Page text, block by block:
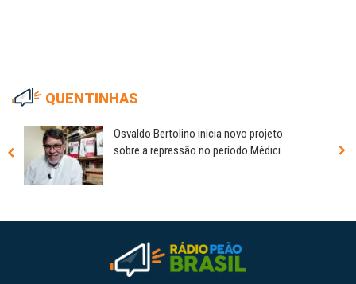
QUENTINHAS
Osvaldo Bertolino inicia novo projeto
sobre a repressão no período Médici